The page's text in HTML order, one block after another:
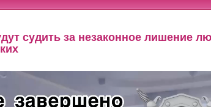
судить за незаконное лишение